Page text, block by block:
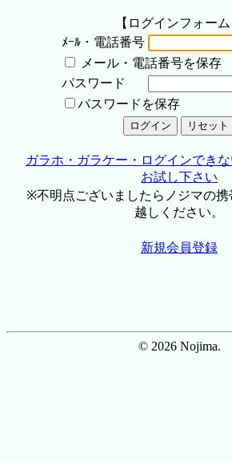
【ログインフォーム
ﾒｰﾙ・電話番号
メール・電話番号を保存
パスワード
パスワードを保存
ガラホ・ガラケー・ログインでき
お試し下さい
※不明点ございましたらノジマの携
越しください。
新規会員登録
© 2026 Nojima.